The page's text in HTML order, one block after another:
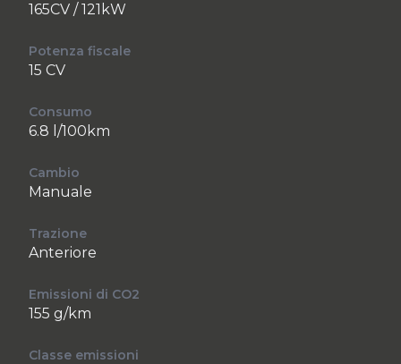
165CV / 121kW
Potenza fiscale
15 CV
Consumo
6.8 l/100km
Cambio
Manuale
Trazione
Anteriore
Emissioni di CO2
155 g/km
Classe emissioni